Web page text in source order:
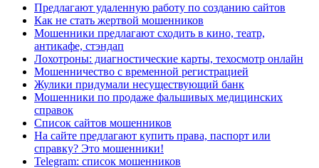
Предлагают удаленную работу по созданию сайтов
Как не стать жертвой мошенников
Мошенники предлагают сходить в кино, театр,
антикафе, стэндап
Лохотроны: диагностические карты, техосмотр онлайн
Мошенничество с временной регистрацией
Жулики придумали несуществующий банк
Мошенники по продаже фальшивых медицинских
справок
Список сайтов мошенников
На сайте предлагают купить права, паспорт или
справку? Это мошенники!
Telegram: список мошенников